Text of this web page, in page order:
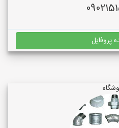
پروفایل